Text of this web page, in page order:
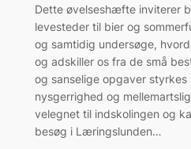
Dette øvelseshæfte inviterer
levesteder til bier og
og samtidig undersøge,
og adskiller os fra de små
og sanselige opgaver
nysgerrighed og
velegnet til indskolingen og
besøg i Læringslunden…